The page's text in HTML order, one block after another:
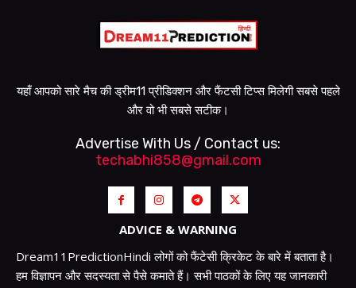
यहाँ आपको सारे मैच की ड्रीम11 प्रीडिक्शन और फैंटसी टिप्स मिलेगी सबसे पहले
और वो भी सबसे सटीक।
Advertise With Us / Contact us:
techabhi858@gmail.com
ADVICE & WARNING
Dream11PredictionHindi लोगों को फैंटेसी क्रिकेट के बारे में बताता है।
हम विज्ञापन और सदस्यता से पैसे कमाते हैं। सभी पाठकों के लिए यह जानकारी